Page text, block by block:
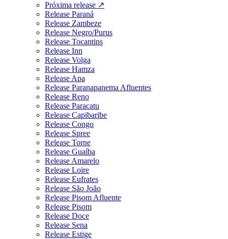
Próxima release ↗
Release Paraná
Release Zambeze
Release Negro/Purus
Release Tocantins
Release Inn
Release Volga
Release Hamza
Release Apa
Release Paranapanema Afluentes
Release Reno
Release Paracatu
Release Capibaribe
Release Congo
Release Spree
Release Torne
Release Guaíba
Release Amarelo
Release Loire
Release Eufrates
Release São João
Release Pisom Afluente
Release Pisom
Release Doce
Release Sena
Release Estige